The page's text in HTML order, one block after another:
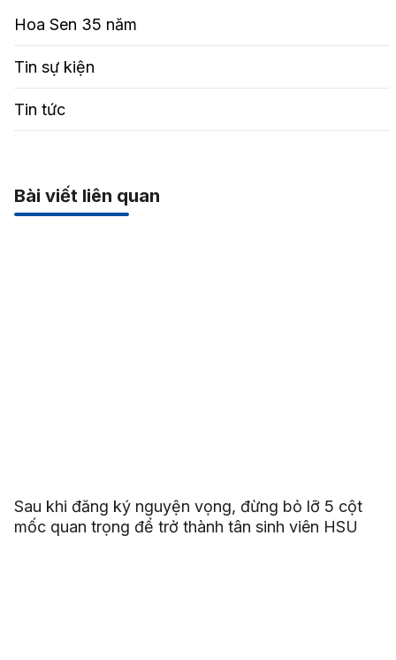
Hoa Sen 35 năm
Tin sự kiện
Tin tức
Bài viết liên quan
Sau khi đăng ký nguyện vọng, đừng bỏ lỡ 5 cột
mốc quan trọng để trở thành tân sinh viên HSU